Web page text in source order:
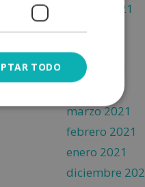
agosto 2021
julio 2021
junio 2021
mayo 2021
abril 2021
marzo 2021
febrero 2021
enero 2021
diciembre
TODO